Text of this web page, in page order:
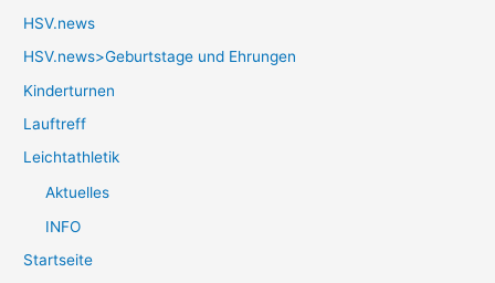
HSV.news
HSV.news>Geburtstage und Ehrungen
Kinderturnen
Lauftreff
Leichtathletik
Aktuelles
INFO
Startseite